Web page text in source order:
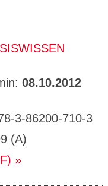
08.10.2012
3-86200-710-3
(A)